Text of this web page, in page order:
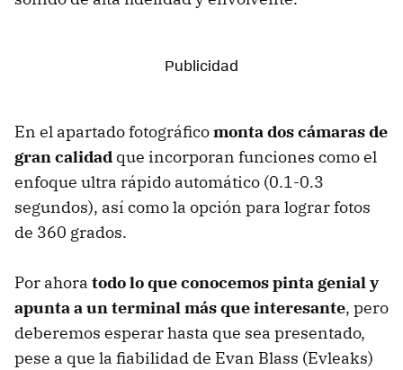
En el apartado fotográficomonta dos cámaras de
gran calidad que incorporan funciones como el
enfoque ultra rápido automático (0.1-0.3
segundos), así como la opción para lograr fotos
de 360 ​​grados.
Por ahora todo lo que conocemos pinta genial y
apunta a un terminal más que interesante, pero
deberemos esperar hasta que sea presentado,
pese a que la fiabilidad de Evan Blass (Evleaks)